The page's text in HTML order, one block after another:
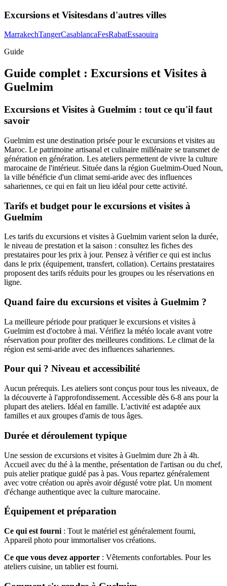
Excursions et Visitesdans d'autres villes
MarrakechTangerCasablancaFesRabatEssaouira
Guide
Guide complet : Excursions et Visites à
Guelmim
Excursions et Visites à Guelmim : tout ce qu'il faut
savoir
Guelmim est une destination prisée pour le excursions et visites au
Maroc. Le patrimoine artisanal et culinaire millénaire se transmet de
génération en génération. Les ateliers permettent de vivre la culture
marocaine de l'intérieur. Située dans la région Guelmim-Oued Noun,
la ville bénéficie d'un climat semi-aride avec des influences
sahariennes, ce qui en fait un lieu idéal pour cette activité.
Tarifs et budget pour le excursions et visites à
Guelmim
Les tarifs du excursions et visites à Guelmim varient selon la durée,
le niveau de prestation et la saison : consultez les fiches des
prestataires pour les prix à jour. Pensez à vérifier ce qui est inclus
dans le prix (équipement, transfert, collation). Certains prestataires
proposent des tarifs réduits pour les groupes ou les réservations en
ligne.
Quand faire du excursions et visites à Guelmim ?
La meilleure période pour pratiquer le excursions et visites à
Guelmim est d'octobre à mai. Vérifiez la météo locale avant votre
réservation pour profiter des meilleures conditions. Le climat de la
région est semi-aride avec des influences sahariennes.
Pour qui ? Niveau et accessibilité
Aucun prérequis. Les ateliers sont conçus pour tous les niveaux, de
la découverte à l'approfondissement. Accessible dès 6-8 ans pour la
plupart des ateliers. Idéal en famille. L'activité est adaptée aux
familles et aux groupes d'amis de tous âges.
Durée et déroulement typique
Une session de excursions et visites à Guelmim dure 2h à 4h.
Accueil avec du thé à la menthe, présentation de l'artisan ou du chef,
puis atelier pratique guidé pas à pas. Vous repartez généralement
avec votre création ou après avoir dégusté votre plat. Un moment
d'échange authentique avec la culture marocaine.
Équipement et préparation
Ce qui est fourni : Tout le matériel est généralement fourni,
Appareil photo pour immortaliser vos créations.
Ce que vous devez apporter : Vêtements confortables. Pour les
ateliers cuisine, un tablier est fourni.